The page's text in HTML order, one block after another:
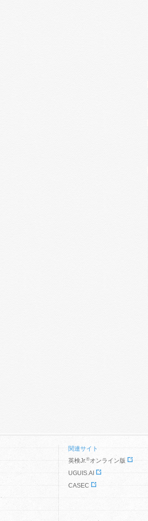
関連サイト
英検Jr.®オンライン版
UGUIS.AI
CASEC